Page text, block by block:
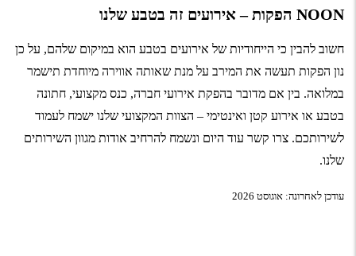
NOON הפקות – אירועים זה בטבע שלנו
חשוב להבין כי הייחודיות של אירועים בטבע הוא במיקום שלהם, על כן
נון הפקות תעשה את המירב על מנת שאותה אווירה מיוחדת תישמר
במלואה. בין אם מדובר בהפקת אירועי חברה, כנס מקצועי, חתונה
בטבע או אירוע קטן ואינטימי – הצוות המקצועי שלנו ישמח לעמוד
לשירותכם. צרו קשר עוד היום ונשמח להרחיב אודות מגוון השירותים
שלנו.
עודכן לאחרונה: אוגוסט 2026